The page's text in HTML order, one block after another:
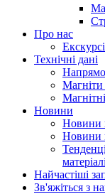
Про нас
Технічні дані
Новини
Новини
Новини
Найчастіші
Зв'яжіться з